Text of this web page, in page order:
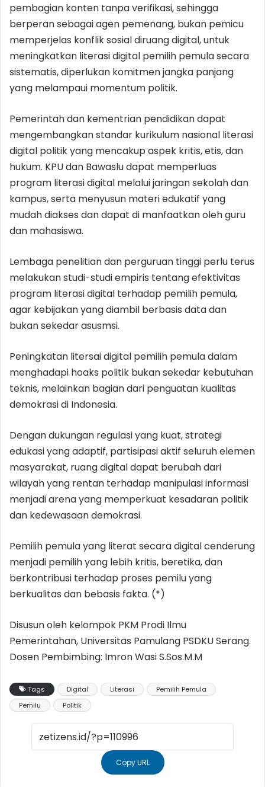
pembagian konten tanpa verifikasi, sehingga
berperan sebagai agen pemenang, bukan pemicu
memperjelas konflik sosial diruang digital, untuk
meningkatkan literasi digital pemilih pemula secara
sistematis, diperlukan komitmen jangka panjang
yang melampaui momentum politik.
Pemerintah dan kementrian pendidikan dapat
mengembangkan standar kurikulum nasional literasi
digital politik yang mencakup aspek kritis, etis, dan
hukum. KPU dan Bawaslu dapat memperluas
program literasi digital melalui jaringan sekolah dan
kampus, serta menyusun materi edukatif yang
mudah diakses dan dapat di manfaatkan oleh guru
dan mahasiswa.
Lembaga penelitian dan perguruan tinggi perlu terus
melakukan studi-studi empiris tentang efektivitas
program literasi digital terhadap pemilih pemula,
agar kebijakan yang diambil berbasis data dan
bukan sekedar asusmsi.
Peningkatan litersai digital pemilih pemula dalam
menghadapi hoaks politik bukan sekedar kebutuhan
teknis, melainkan bagian dari penguatan kualitas
demokrasi di Indonesia.
Dengan dukungan regulasi yang kuat, strategi
edukasi yang adaptif, partisipasi aktif seluruh elemen
masyarakat, ruang digital dapat berubah dari
wilayah yang rentan terhadap manipulasi informasi
menjadi arena yang memperkuat kesadaran politik
dan kedewasaan demokrasi.
Pemilih pemula yang literat secara digital cenderung
menjadi pemilih yang lebih kritis, beretika, dan
berkontribusi terhadap proses pemilu yang
berkualitas dan bebasis fakta. (*)
Disusun oleh kelompok PKM Prodi Ilmu
Pemerintahan, Universitas Pamulang PSDKU Serang.
Dosen Pembimbing: Imron Wasi S.Sos.M.M
Tags Digital Literasi
Pemilih Pemula
Pemilu
Politik
Copy URL